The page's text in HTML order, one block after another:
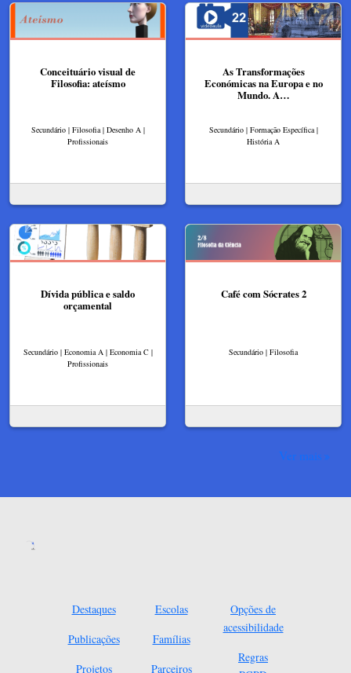
Conceituário visual de
Filosofia: ateísmo
Secundário | Filosofia | Desenho A |
Profissionais
As Transformações
Económicas na Europa e no
Mundo. A…
Secundário | Formação Específica |
História A
Dívida pública e saldo
orçamental
Secundário | Economia A | Economia C |
Profissionais
Café com Sócrates 2
Secundário | Filosofia
Ver mais
Destaques
Publicações
Projetos
Escolas
Famílias
Parceiros
Opções de
acessibilidade
Regras